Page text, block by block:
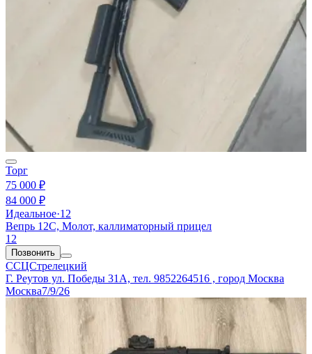
Торг
75 000 ₽
84 000 ₽
Идеальное·12
Вепрь 12С, Молот, каллиматорный прицел
12
Позвонить
ССЦСтрелецкий
Г. Реутов ул. Победы 31А, тел. 9852264516 , город Москва
Москва7/9/26